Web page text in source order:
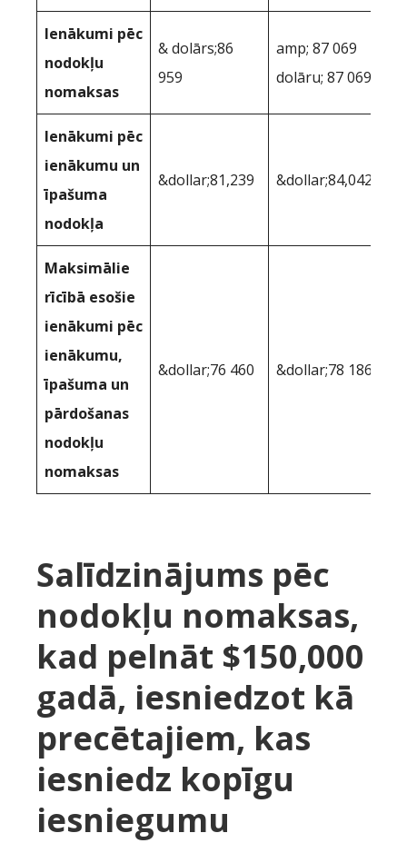
Ienākumi pēc
nodokļu
nomaksas
& dolārs;86
959
amp; 87 069
dolāru; 87 069
Ienākumi pēc
ienākumu un
īpašuma
nodokļa
&dollar;81,239 &dollar;84,042
Maksimālie
rīcībā esošie
ienākumi pēc
ienākumu,
īpašuma un
pārdošanas
nodokļu
nomaksas
&dollar;76 460 &dollar;78 186
Salīdzinājums pēc
nodokļu nomaksas,
kad pelnāt $150,000
gadā, iesniedzot kā
precētajiem, kas
iesniedz kopīgu
iesniegumu